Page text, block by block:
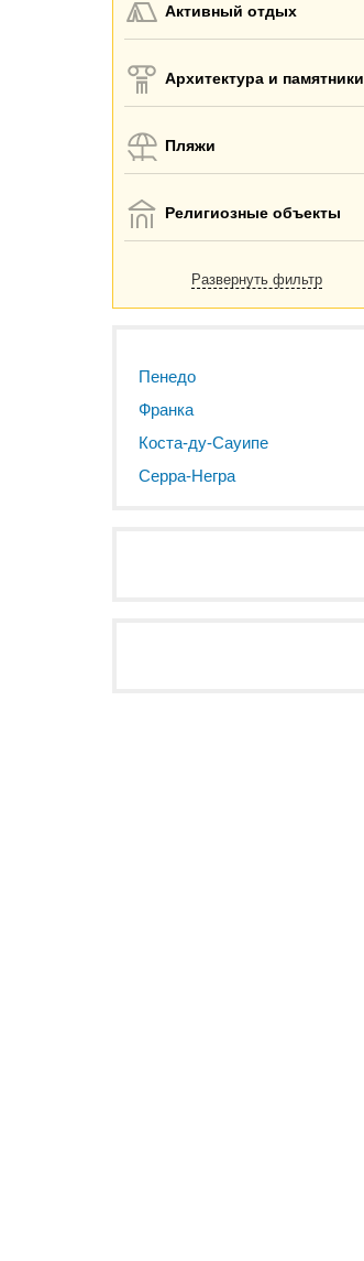
Активный отдых
Архитектура и памятники
Пляжи
Религиозные объекты
Развернуть фильтр
Пенедо
Франка
Коста-ду-Сауипе
Серра-Негра